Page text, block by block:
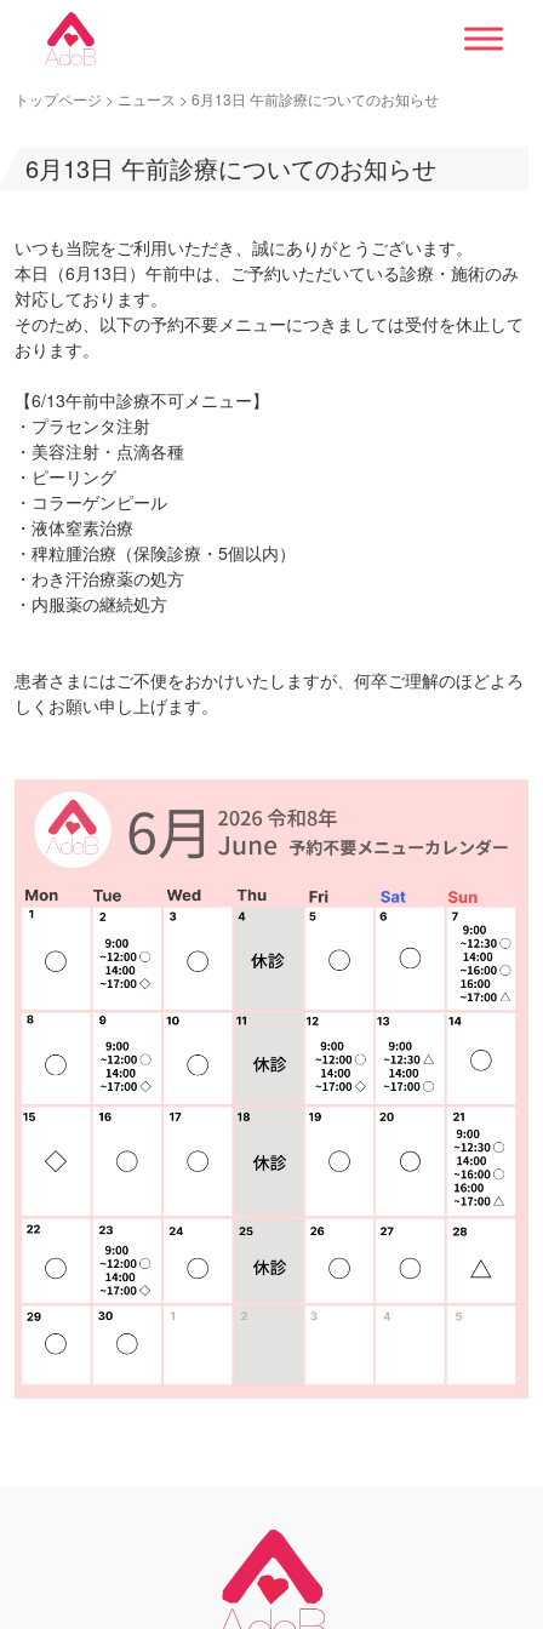
トップページ > ニュース >6月13日 午前診療についてのお知らせ
6月13日 午前診療についてのお知らせ
いつも当院をご利用いただき、誠にありがとうございます。
本日（6月13日）午前中は、ご予約いただいている診療・施術のみ
対応しております。
そのため、以下の予約不要メニューにつきましては受付を休止して
おります。
【6/13午前中診療不可メニュー】
・プラセンタ注射
・美容注射・点滴各種
・ピーリング
・コラーゲンピール
・液体窒素治療
・稗粒腫治療（保険診療・5個以内）
・わき汗治療薬の処方
・内服薬の継続処方
患者さまにはご不便をおかけいたしますが、何卒ご理解のほどよろ
しくお願い申し上げます。